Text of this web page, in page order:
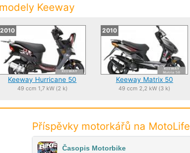
Keeway
2010
Keeway Hurricane 50
49 ccm 1,7 kW (2 k)
2010
Keeway Matrix 50
49 ccm 2,2 kW (3 k)
Příspěvky motorkářů na MotoLife
Časopis Motorbike